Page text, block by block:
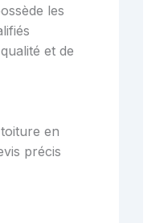
les
et de
en
précis